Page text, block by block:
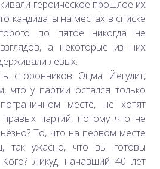
героическое прошлое их
кандидаты на местах в списке
по пятое никогда не
а некоторые из них
левых.
сторонников Оцма Йегудит,
что у партии остался только
месте, не хотят
партий, потому что не
То, что на первом месте
так ужасно, что вы готовы
Кого? Ликуд, начавший 40 лет